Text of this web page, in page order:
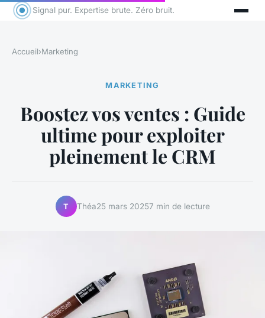
Signal pur. Expertise brute. Zéro bruit.
Accueil›Marketing
MARKETING
Boostez vos ventes : Guide
ultime pour exploiter
pleinement le CRM
T Théa25 mars 20257 min de lecture